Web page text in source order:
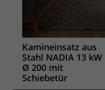
Kamineinsatz aus
Stahl NADIA 13 kW
Ø 200 mit
Schiebetür